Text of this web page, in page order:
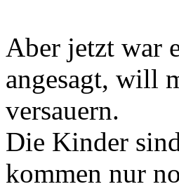
Aber jetzt war
angesagt, will
versauern.
Die Kinder
kommen nur